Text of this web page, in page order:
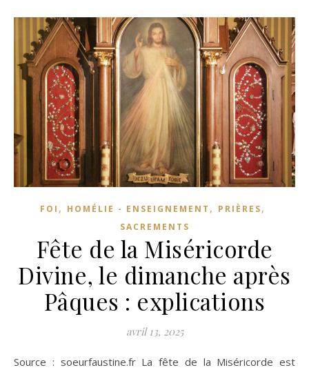
FOI , HOMÉLIE - ENSEIGNEMENT , PRIÈRES,
SACREMENTS
Fête de la Miséricorde
Divine, le dimanche après
Pâques : explications
avril 13, 2025
Source : soeurfaustine.fr La fête de la Miséricorde est